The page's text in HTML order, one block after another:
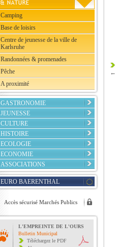
Camping
Base de loisirs
Centre de jeunesse de la ville de
Karlsruhe
Randonnées & promenades
Pêche
A proximité
GASTRONOMIE
JEUNESSE
CULTURE
HISTOIRE
ECOLOGIE
ECONOMIE
ASSOCIATIONS
EURO BAERENTHAL
Accès sécurisé Marchés Publics
L'EMPREINTE DE L'OURS
Bulletin Municipal
Téléchargez le PDF
←